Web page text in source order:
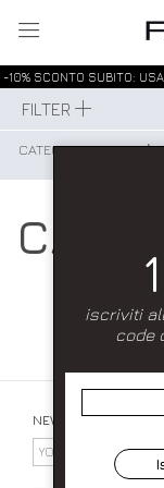
-10% SCONTO SUBITO:
FILTER
CATEGORIE DONNA⟩
NEWSLETTER
iscriviti
code